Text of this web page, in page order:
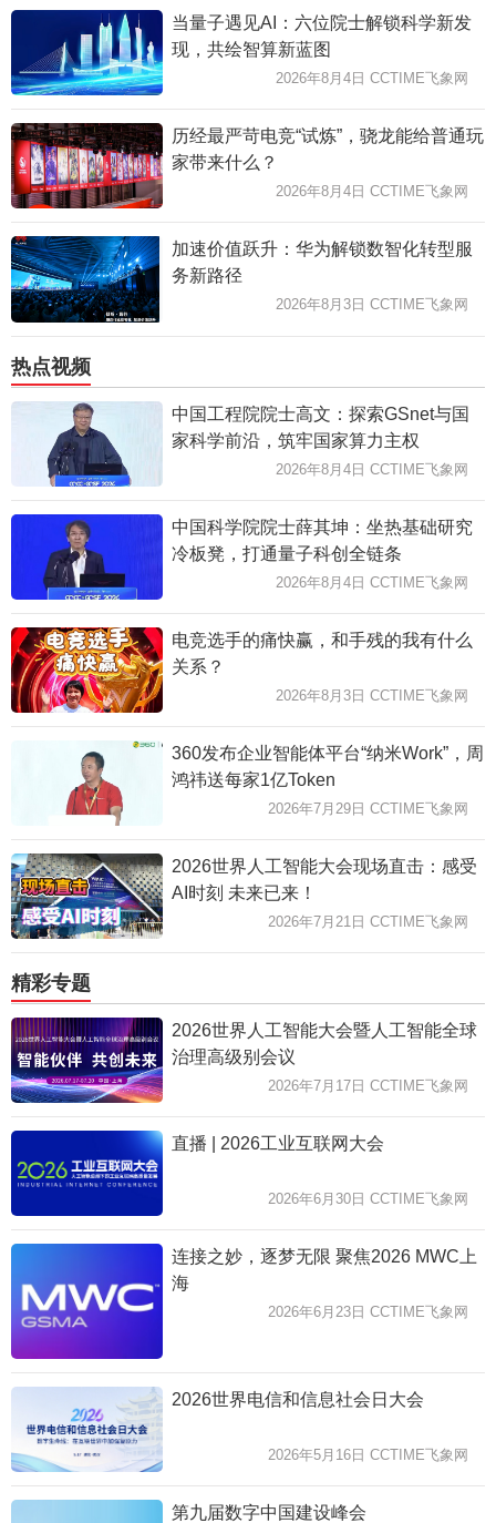
当量子遇见AI：六位院士解锁科学新发
现，共绘智算新蓝图
2026年8月4日 CCTIME飞象网
历经最严苛电竞“试炼”，骁龙能给普通玩
家带来什么？
2026年8月4日 CCTIME飞象网
加速价值跃升：华为解锁数智化转型服
务新路径
2026年8月3日 CCTIME飞象网
热点视频
中国工程院院士高文：探索GSnet与国
家科学前沿，筑牢国家算力主权
2026年8月4日 CCTIME飞象网
中国科学院院士薛其坤：坐热基础研究
冷板凳，打通量子科创全链条
2026年8月4日 CCTIME飞象网
电竞选手的痛快赢，和手残的我有什么
关系？
2026年8月3日 CCTIME飞象网
360发布企业智能体平台“纳米Work”，周
鸿祎送每家1亿Token
2026年7月29日 CCTIME飞象网
2026世界人工智能大会现场直击：感受
AI时刻 未来已来！
2026年7月21日 CCTIME飞象网
精彩专题
2026世界人工智能大会暨人工智能全球
治理高级别会议
2026年7月17日 CCTIME飞象网
直播 | 2026工业互联网大会
2026年6月30日 CCTIME飞象网
连接之妙，逐梦无限 聚焦2026 MWC上
海
2026年6月23日 CCTIME飞象网
2026世界电信和信息社会日大会
2026年5月16日 CCTIME飞象网
第九届数字中国建设峰会